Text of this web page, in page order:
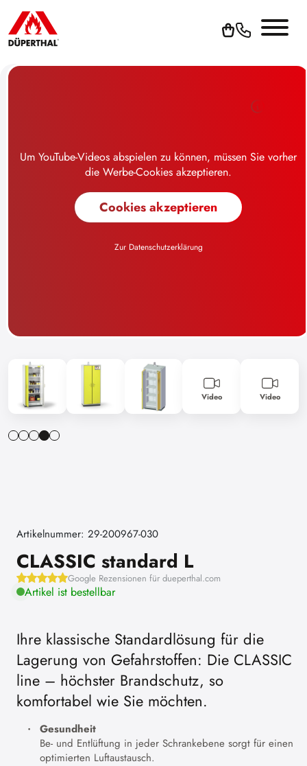
Video Video
Artikelnummer: 29-200967-030
CLASSIC standard L
Google Rezensionen für dueperthal.com
Artikel ist bestellbar
Ihre klassische Standardlösung für die
Lagerung von Gefahrstoffen: Die CLASSIC
line – höchster Brandschutz, so
komfortabel wie Sie möchten.
Gesundheit
Be- und Entlüftung in jeder Schrankebene sorgt für einen
optimierten Luftaustausch.